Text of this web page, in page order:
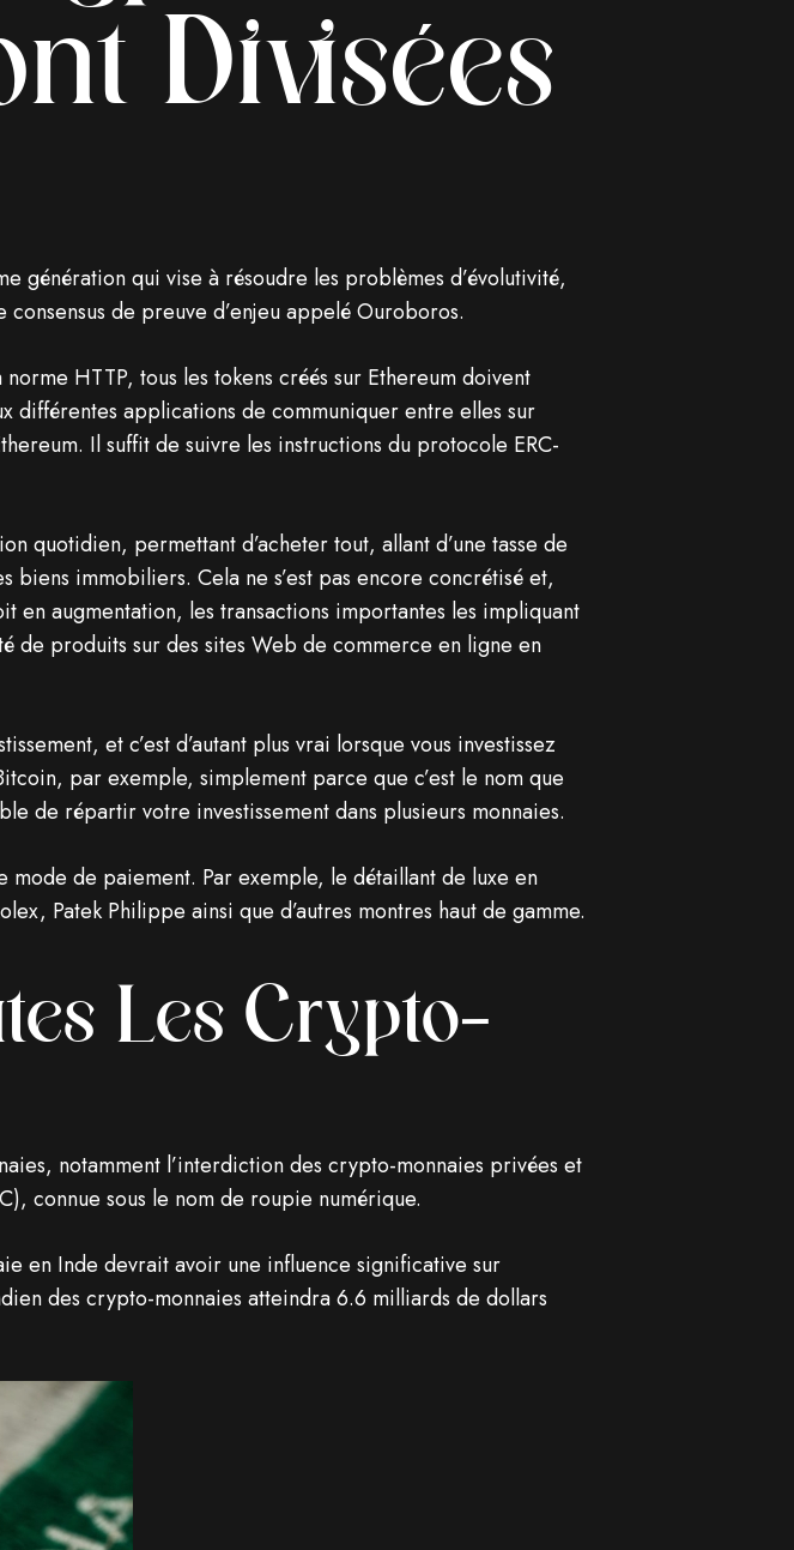
Divisées
génération qui vise à résoudre les problèmes d’évolutivité,
consensus de preuve d’enjeu appelé Ouroboros.
HTTP, tous les tokens créés sur Ethereum doivent
différentes applications de communiquer entre elles sur
Il suffit de suivre les instructions du protocole ERC-
quotidien, permettant d’acheter tout, allant d’une tasse de
immobiliers. Cela ne s’est pas encore concrétisé et,
en augmentation, les transactions importantes les impliquant
de produits sur des sites Web de commerce en ligne en
et c’est d’autant plus vrai lorsque vous investissez
par exemple, simplement parce que c’est le nom que
de répartir votre investissement dans plusieurs monnaies.
de paiement. Par exemple, le détaillant de luxe en
Patek Philippe ainsi que d’autres montres haut de gamme.
Les Crypto-
notamment l’interdiction des crypto-monnaies privées et
connue sous le nom de roupie numérique.
en Inde devrait avoir une influence significative sur
des crypto-monnaies atteindra 6.6 milliards de dollars